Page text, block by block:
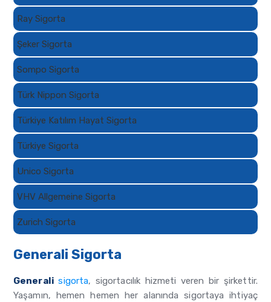
Ray Sigorta
Şeker Sigorta
Sompo Sigorta
Türk Nippon Sigorta
Türkiye Katılım Hayat Sigorta
Türkiye Sigorta
Unico Sigorta
VHV Allgemeine Sigorta
Zurich Sigorta
Generali Sigorta
Generalisigorta, sigortacılık hizmeti veren bir şirkettir.
Yaşamın, hemen hemen her alanında sigortaya ihtiyaç